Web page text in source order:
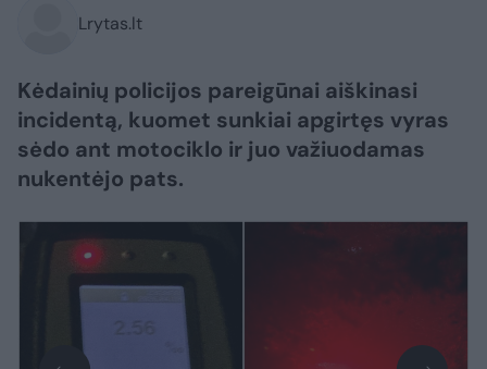
Lrytas.lt
Kėdainių policijos pareigūnai aiškinasi
incidentą, kuomet sunkiai apgirtęs vyras
sėdo ant motociklo ir juo važiuodamas
nukentėjo pats.